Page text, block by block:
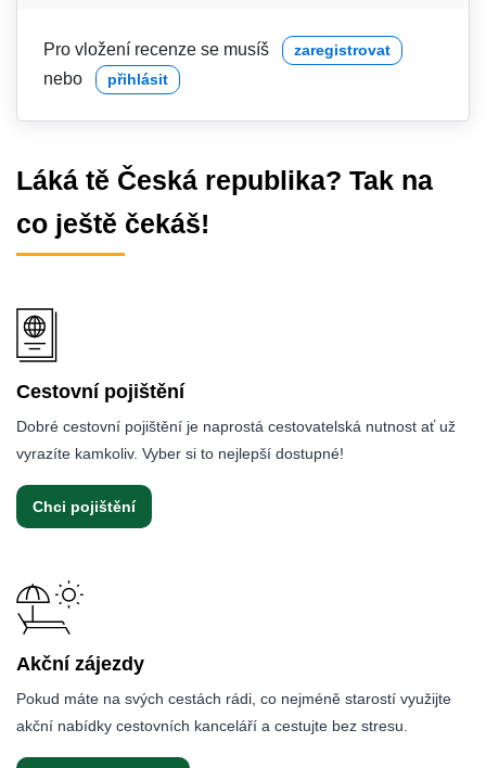
Pro vložení recenze se musíš zaregistrovat
nebo přihlásit
Láká tě Česká republika? Tak na
co ještě čekáš!
Cestovní pojištění
Dobré cestovní pojištění je naprostá cestovatelská nutnost ať už
vyrazíte kamkoliv. Vyber si to nejlepší dostupné!
Chci pojištění
Akční zájezdy
Pokud máte na svých cestách rádi, co nejméně starostí využijte
akční nabídky cestovních kanceláří a cestujte bez stresu.